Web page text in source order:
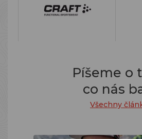
Píšeme o
co nás
Všechny